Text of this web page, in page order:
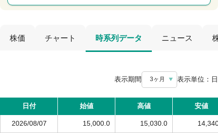
株価 チャート 時系列データ ニュース
表示期間 3ヶ月 表示単位： 日
日付 始値 高値 安値
2026/08/07 15,000.0 15,030.0